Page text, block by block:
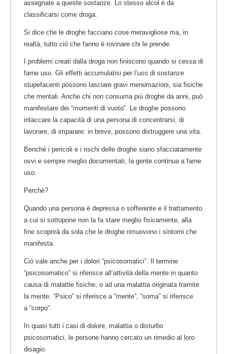
assegnate a queste sostanze. Lo stesso alcol è da
classificarsi come droga.
Si dice che le droghe facciano cose meravigliose ma, in
realtà, tutto ciò che fanno è rovinare chi le prende.
I problemi creati dalla droga non finiscono quando si cessa di
farne uso. Gli effetti accumulatisi per l’uso di sostanze
stupefacenti possono lasciare gravi menomazioni, sia fisiche
che mentali. Anche chi non consuma più droghe da anni, può
manifestare dei “momenti di vuoto”. Le droghe possono
intaccare la capacità di una persona di concentrarsi, di
lavorare, di imparare: in breve, possono distruggere una vita.
Benché i pericoli e i rischi delle droghe siano sfacciatamente
ovvi e sempre meglio documentati, la gente continua a farne
uso.
Perché?
Quando una persona è depressa o sofferente e il trattamento
a cui si sottopone non la fa stare meglio fisicamente, alla
fine scoprirà da sola che le droghe rimuovono i sintomi che
manifesta.
Ciò vale anche per i dolori “psicosomatici”. Il termine
“psicosomatico” si riferisce all’attività della mente in quanto
causa di malattie fisiche, o ad una malattia originata tramite
la mente. “Psico” si riferisce a “mente”, “soma” si riferisce
a “corpo”.
In quasi tutti i casi di dolore, malattia o disturbo
psicosomatici, le persone hanno cercato un rimedio al loro
disagio.